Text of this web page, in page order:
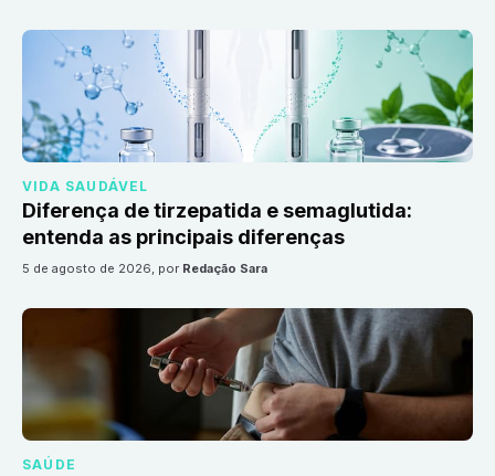
VIDA SAUDÁVEL
Diferença de tirzepatida e semaglutida:
entenda as principais diferenças
5 de agosto de 2026, por Redação Sara
SAÚDE